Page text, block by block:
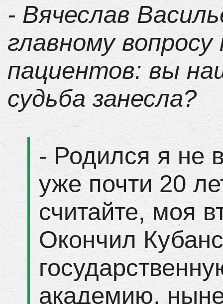
- Вячеслав
главному
пациентов: вы
судьба занесла?
- Родился я не
уже почти 20
считайте, моя
Окончил
академию,